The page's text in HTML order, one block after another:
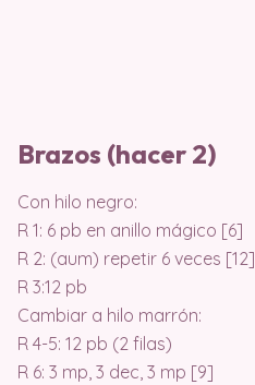
Brazos (hacer 2)
Con hilo negro:
R 1: 6 pb en anillo mágico [6]
R 2: (aum) repetir 6 veces [12]
R 3:12 pb
Cambiar a hilo marrón:
R 4-5: 12 pb (2 filas)
R 6: 3 mp, 3 dec, 3 mp [9]